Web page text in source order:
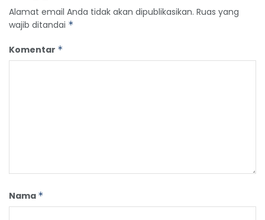
Alamat email Anda tidak akan dipublikasikan. Ruas yang
wajib ditandai *
Komentar *
Nama *